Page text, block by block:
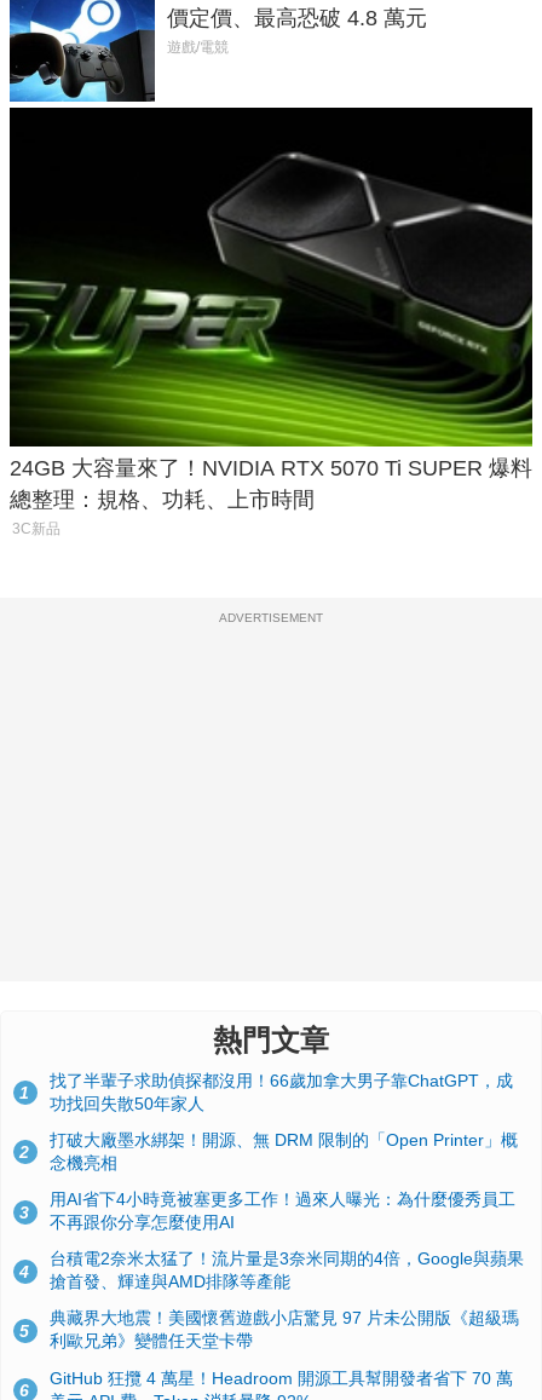
價定價、最高恐破 4.8 萬元
遊戲/電競
24GB 大容量來了！NVIDIA RTX 5070 Ti SUPER 爆料
總整理：規格、功耗、上市時間
3C新品
ADVERTISEMENT
熱門文章
1
找了半輩子求助偵探都沒用！66歲加拿大男子靠ChatGPT，成
功找回失散50年家人
2
打破大廠墨水綁架！開源、無 DRM 限制的「Open Printer」概
念機亮相
3
用AI省下4小時竟被塞更多工作！過來人曝光：為什麼優秀員工
不再跟你分享怎麼使用AI
4
台積電2奈米太猛了！流片量是3奈米同期的4倍，Google與蘋果
搶首發、輝達與AMD排隊等產能
5
典藏界大地震！美國懷舊遊戲小店驚見 97 片未公開版《超級瑪
利歐兄弟》變體任天堂卡帶
6
GitHub 狂攬 4 萬星！Headroom 開源工具幫開發者省下 70 萬